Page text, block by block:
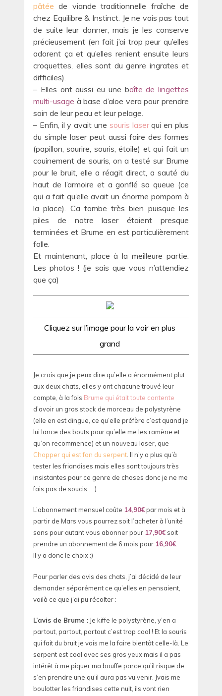
pâtée de viande traditionnelle fraîche de
chez Equilibre & Instinct. Je ne vais pas tout
de suite leur donner, mais je les conserve
précieusement (en fait j’ai trop peur qu’elles
adorent ça et qu’elles renient ensuite leurs
croquettes, elles sont du genre ingrates et
difficiles).
– Elles ont aussi eu une boîte de lingettes
multi-usage à base d’aloe vera pour prendre
soin de leur peau et leur pelage.
– Enfin, il y avait une souris laserqui en plus
du simple laser peut aussi faire des formes
(papillon, sourire, souris, étoile) et qui fait un
couinement de souris, on a testé sur Brume
pour le bruit, elle a réagit direct, a sauté du
haut de l’armoire et a gonflé sa queue (ce
qui a fait qu’elle avait un énorme pompom à
la place). Ca tombe très bien puisque les
piles de notre laser étaient presque
terminées et Brume en est particulièrement
folle.
Et maintenant, place à la meilleure partie.
Les photos ! (je sais que vous n’attendiez
que ça)
Cliquez sur l’image pour la voir en plus
grand
Je crois que je peux dire qu’elle a énormément plut
aux deux chats, elles y ont chacune trouvé leur
compte, à la fois Brume qui était toute contente
d’avoir un gros stock de morceau de polystyrène
(elle en est dingue, ce qu’elle préfère c’est quand je
lui lance des bouts pour qu’elle me les ramène et
qu’on recommence) et un nouveau laser, que
Chopper qui est fan du serpent . Il n’y a plus qu’à
tester les friandises mais elles sont toujours très
insistantes pour ce genre de choses donc je ne me
fais pas de soucis… :)
L’abonnement mensuel coûte 14,90€par mois et à
partir de Mars vous pourrez soit l’acheter à l’unité
sans pour autant vous abonner pour 17,90€ soit
prendre un abonnement de 6 mois pour 16,90€.
Il y a donc le choix :)
Pour parler des avis des chats, j’ai décidé de leur
demander séparément ce qu’elles en pensaient,
voilà ce que j’ai pu récolter :
L’avis de Brume : Je kiffe le polystyrène, y’en a
partout, partout, partout c’est trop cool ! Et la souris
qui fait du bruit je vais me la faire bientôt celle-là. Le
serpent est cool avec ses gros yeux mais il a pas
intérêt à me piquer ma bouffe parce qu’il risque de
s’en prendre une qu’il aura pas vu venir. Jvais me
boulotter les friandises cette nuit, ils vont rien